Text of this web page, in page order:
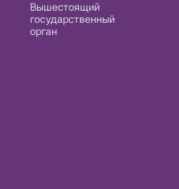
Вышестоящий
государственный
орган